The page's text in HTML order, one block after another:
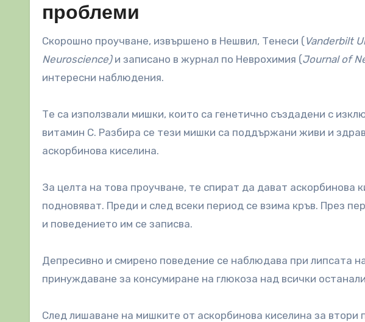
проблеми
Скорошно проучване, извършено в Нешвил, Тенеси (Vanderbilt
Neuroscience)и записано в журнал по Неврохимия (Journal of
интересни наблюдения.
Те са използвали мишки, които са генетично създадени с
витамин С. Разбира се тези мишки са поддържани живи и
аскорбинова киселина.
За целта на това проучване, те спират да дават аскорбинова
подновяват. Преди и след всеки период се взима кръв. През
и поведението им се записва.
Депресивно и смирено поведение се наблюдава при липсата
принуждаване за консумиране на глюкоза над всички
След лишаване на мишките от аскорбинова киселина за втори